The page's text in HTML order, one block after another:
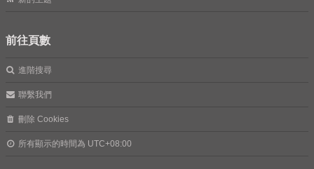
前往頁數
進階搜尋
聯繫我們
刪除 Cookies
所有顯示的時間為 UTC+08:00